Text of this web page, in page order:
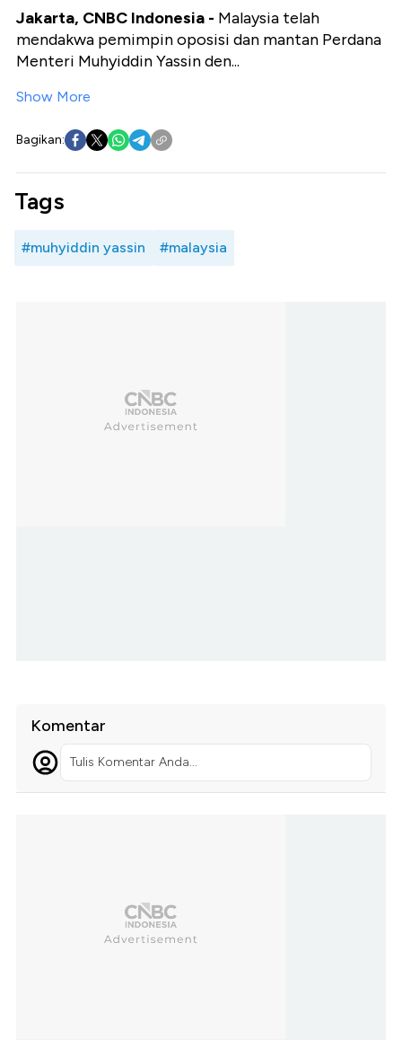
Jakarta, CNBC Indonesia - Malaysia telah
mendakwa pemimpin oposisi dan mantan Perdana
Menteri Muhyiddin Yassin den...
Show More
Bagikan:
Tags
#muhyiddin yassin #malaysia
Komentar
Tulis Komentar Anda...